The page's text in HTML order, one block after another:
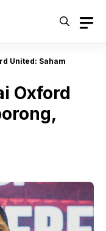
United: Saham
Oxford